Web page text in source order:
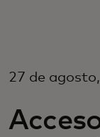
Para
Para o
27 de